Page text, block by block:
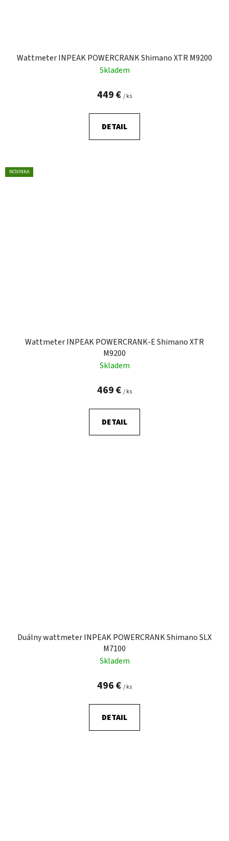
Wattmeter INPEAK POWERCRANK Shimano XTR M9200
Skladem
449 € / ks
DETAIL
NOVINKA
Wattmeter INPEAK POWERCRANK-E Shimano XTR
M9200
Skladem
469 € / ks
DETAIL
Duálny wattmeter INPEAK POWERCRANK Shimano SLX
M7100
Skladem
496 € / ks
DETAIL